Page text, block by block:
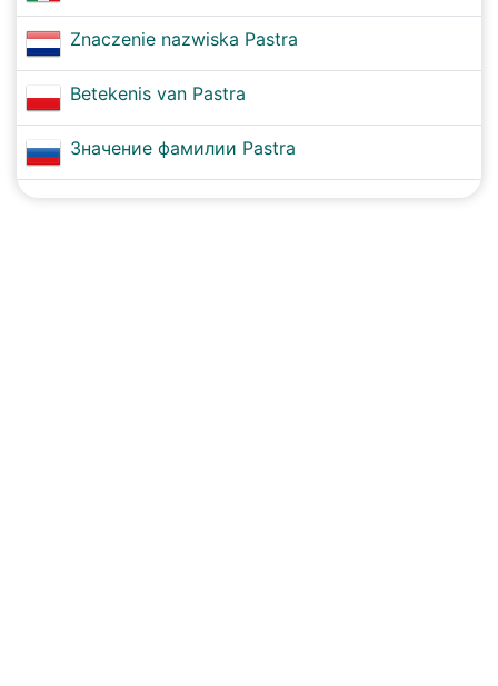
Znaczenie nazwiska Pastra
Betekenis van Pastra
Значение фамилии Pastra